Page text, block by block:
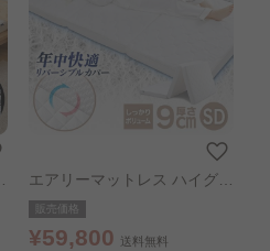
エアリーマットレス ハイグレ
ードタイプ セミダブル 厚さ9
cm 高反発 HG90-SD ホワイ
販売価格
¥59,800 送料無料